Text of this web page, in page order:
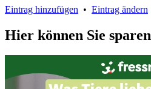
Eintrag hinzufügen • Eintrag ändern
Hier können Sie sparen